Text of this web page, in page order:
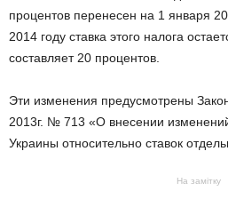
процентов перенесен на 1 января
2014 году ставка этого налога
составляет 20 процентов.
Эти изменения предусмотрены
2013г. № 713 «О внесении
Украины относительно ставок
На замітку